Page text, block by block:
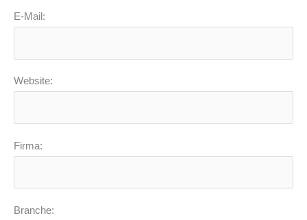
E-Mail:
Website:
Firma:
Branche: